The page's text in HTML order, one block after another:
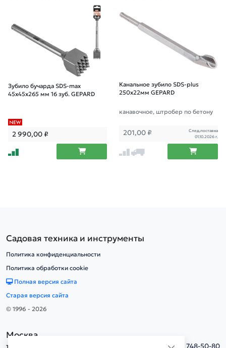
Зубило бучарда SDS-max
45x45x265 мм 16 зуб. GEPARD
2 990,00₽
Канальное зубило SDS-plus
250х22мм GEPARD
канавочное, штробер по бетону
201,00 ₽
След.поставка
01.10.2026 г.
Садовая техника и инструменты
Политика конфиденциальности
Политика обработки cookie
Полная версия сайта
Старая версия сайта
© 1996 - 2026
Москва
тел. +7(495) 748-50-80